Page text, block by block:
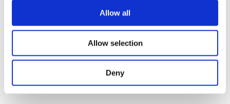
Allow all
Allow selection
Deny
Homepage